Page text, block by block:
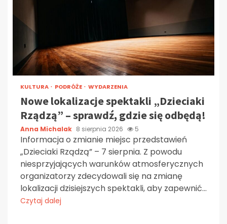
KULTURA PODRÓŻE WYDARZENIA
Nowe lokalizacje spektakli „Dzieciaki
Rządzą” – sprawdź, gdzie się odbędą!
Anna Michalak 8 sierpnia 2026 5
Informacja o zmianie miejsc przedstawień
„Dzieciaki Rządzą” – 7 sierpnia. Z powodu
niesprzyjających warunków atmosferycznych
organizatorzy zdecydowali się na zmianę
lokalizacji dzisiejszych spektakli, aby zapewnić...
Czytaj dalej